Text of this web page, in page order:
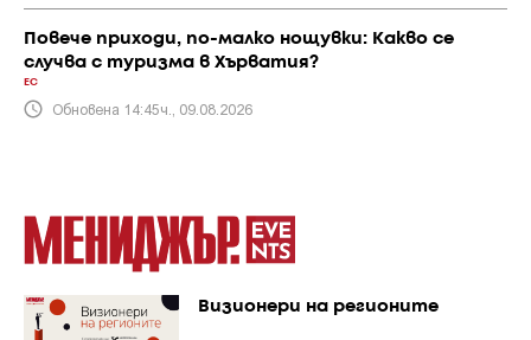
Повече приходи, по-малко нощувки: Какво се
случва с туризма в Хърватия?
ЕС
Обновена 14:45ч., 09.08.2026
Визионери на регионите